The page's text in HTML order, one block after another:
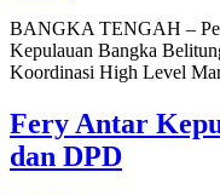
BANGKA TENGAH –
Kepulauan Bangka
Koordinasi High Level
Fery Antar
dan DPD